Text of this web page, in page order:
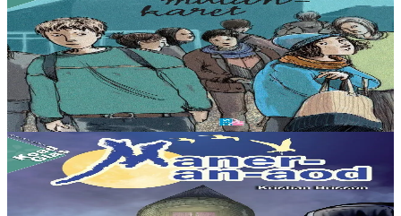
Ma lezc’hoar muiañ-karet
Etre un ti-polis hag ur c’hlañvdi e ra Pierre anaoudegezh gant Mia,
he danvez lezc’hoar. Met n’eo ket aes skoulmañ darempredoù en ur
familh adframmet.
Er stok8,00 €
9 bloaz hag ouzhpenn
TES
Maner-an-aod